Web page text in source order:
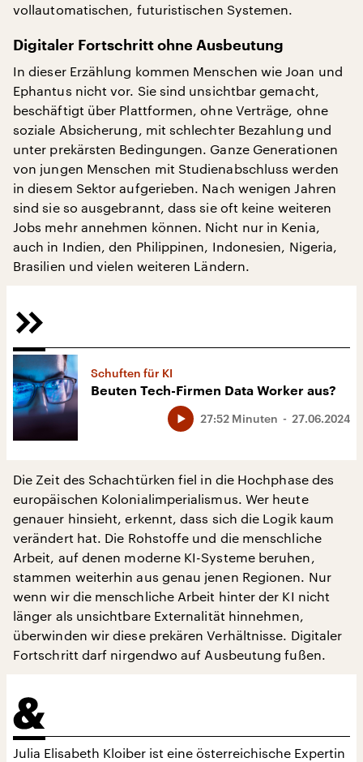
vollautomatischen, futuristischen Systemen.
Digitaler Fortschritt ohne Ausbeutung
In dieser Erzählung kommen Menschen wie Joan und
Ephantus nicht vor. Sie sind unsichtbar gemacht,
beschäftigt über Plattformen, ohne Verträge, ohne
soziale Absicherung, mit schlechter Bezahlung und
unter prekärsten Bedingungen. Ganze Generationen
von jungen Menschen mit Studienabschluss werden
in diesem Sektor aufgerieben. Nach wenigen Jahren
sind sie so ausgebrannt, dass sie oft keine weiteren
Jobs mehr annehmen können. Nicht nur in Kenia,
auch in Indien, den Philippinen, Indonesien, Nigeria,
Brasilien und vielen weiteren Ländern.
Schuften für KI
Beuten Tech-Firmen Data Worker aus?
27.06.2024
27:52 Minuten
Die Zeit des Schachtürken fiel in die Hochphase des
europäischen Kolonialimperialismus. Wer heute
genauer hinsieht, erkennt, dass sich die Logik kaum
verändert hat. Die Rohstoffe und die menschliche
Arbeit, auf denen moderne KI-Systeme beruhen,
stammen weiterhin aus genau jenen Regionen. Nur
wenn wir die menschliche Arbeit hinter der KI nicht
länger als unsichtbare Externalität hinnehmen,
überwinden wir diese prekären Verhältnisse. Digitaler
Fortschritt darf nirgendwo auf Ausbeutung fußen.
Julia Elisabeth Kloiber ist eine österreichische Expertin